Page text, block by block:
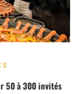
50 à 300 invités